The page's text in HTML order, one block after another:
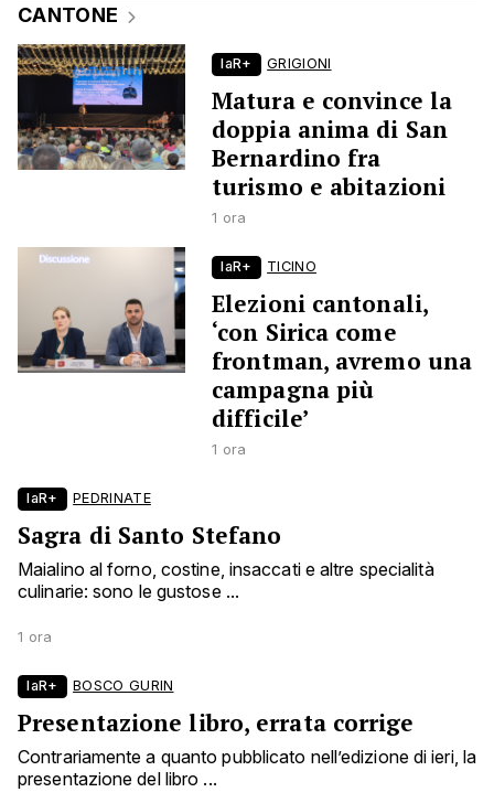
CANTONE
laR+ GRIGIONI
Matura e convince la
doppia anima di San
Bernardino fra
turismo e abitazioni
1 ora
laR+ TICINO
Elezioni cantonali,
‘con Sirica come
frontman, avremo una
campagna più
difficile’
1 ora
laR+ PEDRINATE
Sagra di Santo Stefano
Maialino al forno, costine, insaccati e altre specialità
culinarie: sono le gustose ...
1 ora
laR+ BOSCO GURIN
Presentazione libro, errata corrige
Contrariamente a quanto pubblicato nell’edizione di ieri, la
presentazione del libro ...